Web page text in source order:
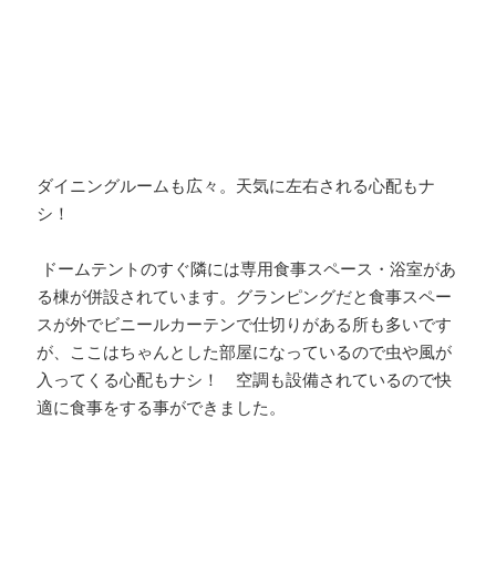
ダイニングルームも広々。天気に左右される心配もナ
シ！
ドームテントのすぐ隣には専用食事スペース・浴室があ
る棟が併設されています。グランピングだと食事スペー
スが外でビニールカーテンで仕切りがある所も多いです
が、ここはちゃんとした部屋になっているので虫や風が
入ってくる心配もナシ！ 空調も設備されているので快
適に食事をする事ができました。